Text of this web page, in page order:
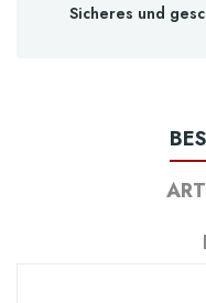
Sicheres und